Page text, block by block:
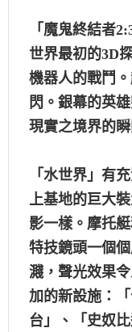
「魔鬼終結者
世界最初的3D
機器人的戰鬥
閃。銀幕的英
現實之境界的
「水世界」有
上基地的巨大
影一樣。摩托
特技鏡頭一個
濺，聲光效果
加的新設施：
台」、「史奴